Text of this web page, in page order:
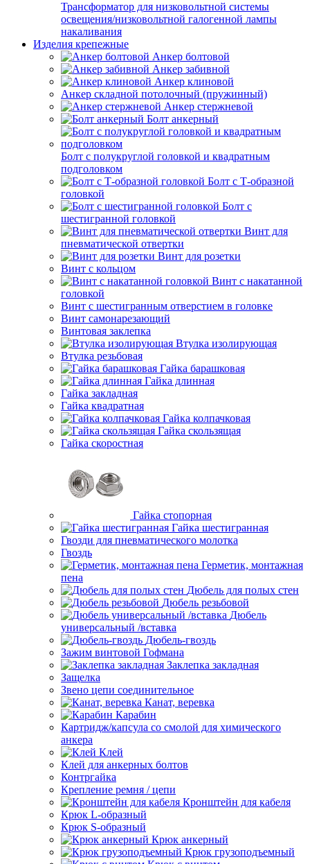
Трансформатор для низковольтной системы
освещения/низковольтной галогенной лампы
накаливания
Изделия крепежные
Анкер болтовой
Анкер забивной
Анкер клиновой
Анкер складной потолочный (пружинный)
Анкер стержневой
Болт анкерный
Болт с полукруглой головкой и квадратным
подголовком
Болт с Т-образной
головкой
Болт с
шестигранной головкой
Винт для
пневматической отвертки
Винт для розетки
Винт с кольцом
Винт с накатанной
головкой
Винт с шестигранным отверстием в головке
Винт самонарезающий
Винтовая заклепка
Втулка изолирующая
Втулка резьбовая
Гайка барашковая
Гайка длинная
Гайка закладная
Гайка квадратная
Гайка колпачковая
Гайка скользящая
Гайка скоростная
Гайка стопорная
Гайка шестигранная
Гвозди для пневматического молотка
Гвоздь
Герметик, монтажная
пена
Дюбель для полых стен
Дюбель резьбовой
Дюбель
универсальный /вставка
Дюбель-гвоздь
Зажим винтовой Гофмана
Заклепка закладная
Защелка
Звено цепи соединительное
Канат, веревка
Карабин
Картридж/капсула со смолой для химического
анкера
Клей
Клей для анкерных болтов
Контргайка
Крепление ремня / цепи
Кронштейн для кабеля
Крюк L-образный
Крюк S-образный
Крюк анкерный
Крюк грузоподъемный